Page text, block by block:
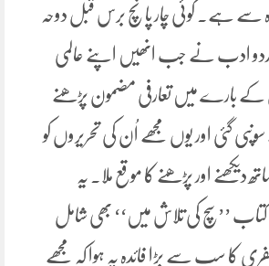
سے ہے. کوئی چار پانچ برس قبل دوحہ
ادب نے جب انھیں اپنے عالمی
اُن کے بارے میں تعارفی مضمون پڑھنے
گئی اور یوں مجھے اُن کی تحریروں کو
اور پڑھنے کا موقع ملا. یہ
’’سچ کی تلاش میں‘‘ بھی شامل
کا سب سے بڑا فائدہ یہ ہوا کہ مجھے